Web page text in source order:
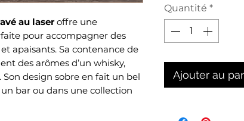
au laseroffre une
pour accompagner des
apaisants. Sa contenance de
des arômes d’un whisky,
design sobre en fait un bel
bar ou dans une collection
Quantité *
Ajouter au